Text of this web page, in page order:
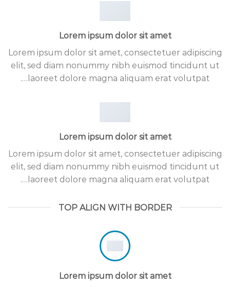
Lorem ipsum dolor sit amet
Lorem ipsum dolor sit amet, consectetuer adipiscing
elit, sed diam nonummy nibh euismod tincidunt ut
laoreet dolore magna aliquam erat volutpat….
Lorem ipsum dolor sit amet
Lorem ipsum dolor sit amet, consectetuer adipiscing
elit, sed diam nonummy nibh euismod tincidunt ut
laoreet dolore magna aliquam erat volutpat….
TOP ALIGN WITH BORDER
Lorem ipsum dolor sit amet